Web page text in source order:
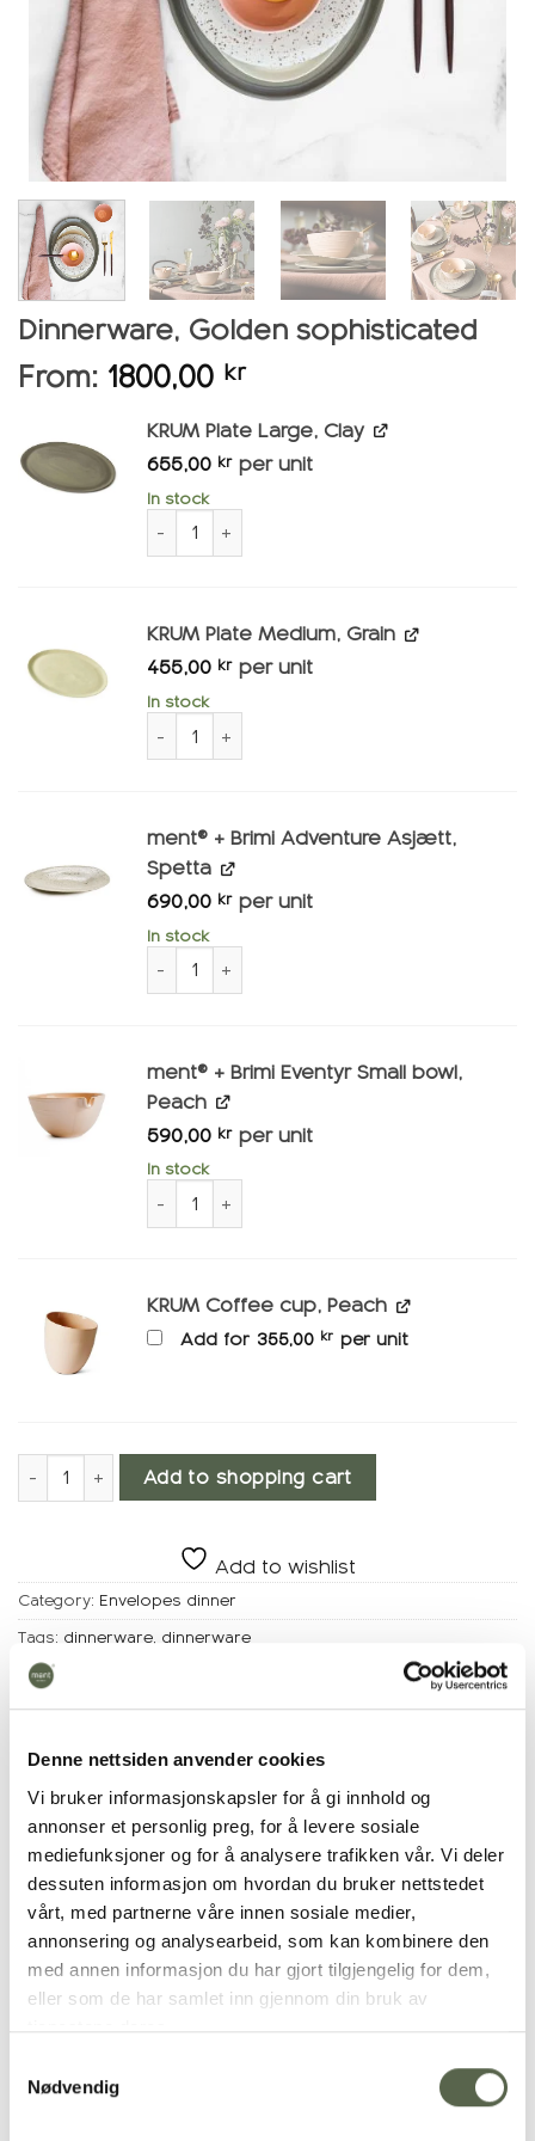
Denne nettsiden anvender cookies
Vi bruker informasjonskapsler for å gi innhold og
annonser et personlig preg, for å levere sosiale
mediefunksjoner og for å analysere trafikken vår. Vi deler
dessuten informasjon om hvordan du bruker nettstedet
vårt, med partnerne våre innen sosiale medier,
annonsering og analysearbeid, som kan kombinere den
med annen informasjon du har gjort tilgjengelig for dem,
eller som de har samlet inn gjennom din bruk av
tjenestene deres.
Nødvendig
Dinnerware, Golden sophisticated
From: 1800,00 kr
KRUM Plate Large, Clay
655,00 kr per unit
In stock
KRUM Plate Large, Clay quantity
KRUM Plate Medium, Grain
455,00 kr per unit
In stock
KRUM Plate Medium, Number of grains
ment® + Brimi Adventure Asjætt,
Spetta
690,00 kr per unit
In stock
ment® + Brimi Adventure Asjætt, Spetta
ment® + Brimi Eventyr Small bowl,
Peach
590,00 kr per unit
In stock
ment® + Brimi Eventyr Small bowl, Peach
KRUM Coffee cup, Peach
Add for 355,00 kr per unit
Dinnerware, Golden sophisticated number
Add to shopping cart
Add to wishlist
Category: Envelopes dinner
Tags: dinnerware, dinnerware
Additional